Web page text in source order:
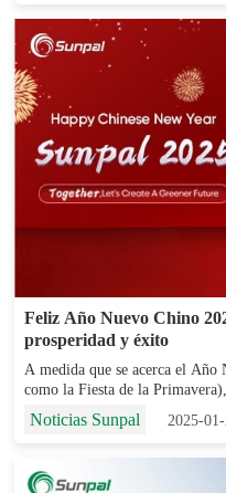
Feliz Año Nuevo Chino
prosperidad y éxito
A medida que se acerca el
como la Fiesta de la
nuestro más sincero
colaboradores en todo el
Noticias Sunpal 2025-